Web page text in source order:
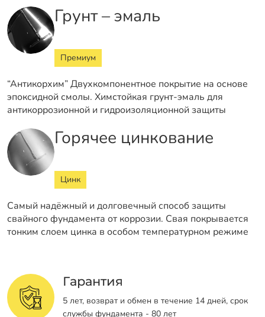
Грунт – эмаль
Премиум
“Антикорхим” Двухкомпонентное покрытие на основе
эпоксидной смолы. Химстойкая грунт-эмаль для
антикоррозионной и гидроизоляционной защиты
Горячее цинкование
Цинк
Самый надёжный и долговечный способ защиты
свайного фундамента от коррозии. Свая покрывается
тонким слоем цинка в особом температурном режиме
Гарантия
5 лет, возврат и обмен в течение 14 дней, срок
службы фундамента - 80 лет